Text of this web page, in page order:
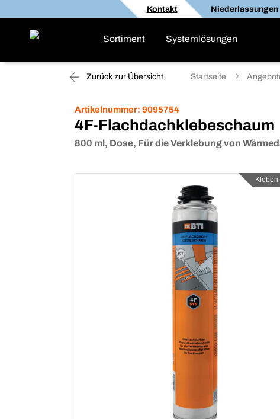
Kontakt Niederlassungen
Sortiment Systemlösungen
Zurück zur Übersicht Startseite
Artikelnummer: 9095754
4F-Flachdachklebeschaum
800 ml, Dose, Für die Verklebung von
Kleben